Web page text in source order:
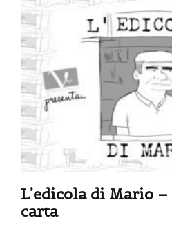
L’edicola di Mario
carta